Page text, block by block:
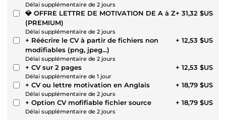
Délai supplémentaire de 2 jours
💎 OFFRE LETTRE DE MOTIVATION DE A à Z
(PREMIUM)
Délai supplémentaire de 2 jours
+ 31,32 $US
+ Réécrire le CV à partir de fichiers non
modifiables (png, jpeg...)
Délai supplémentaire de 2 jours
+ 12,53 $US
+ CV sur 2 pages
Délai supplémentaire de 1 jour
+ 12,53 $US
+ CV ou lettre motivation en Anglais
Délai supplémentaire de 2 jours
+ 18,79 $US
+ Option CV mofifiable fichier source
Délai supplémentaire de 2 jours
+ 18,79 $US